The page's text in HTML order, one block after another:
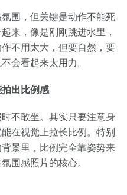
围，但关键是动作不能死
来，像是刚刚跳进水里，
不用太大，但要自然，要
会看起来太用力。
出比例感
不敢坐。其实只要注意身
在视觉上拉长比例。特别
景里，比例完全靠姿势来
围感照片的核心。